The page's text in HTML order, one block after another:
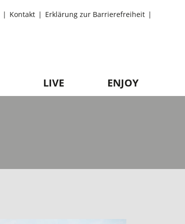
Kontakt Erklärung zur Barrierefreiheit
LIVE ENJOY